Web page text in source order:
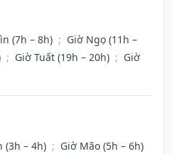
(7h – 8h) ; Giờ Ngọ (11h –
; Giờ Tuất (19h – 20h) ; Giờ
(3h – 4h) ; Giờ Mão (5h – 6h)